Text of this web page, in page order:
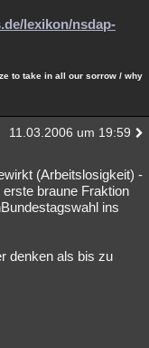
lexikon/nsdap-
to take in all our sorrow / why
11.03.2006 um 19:59
(Arbeitslosigkeit) -
braune Fraktion
ins
denken als bis zu